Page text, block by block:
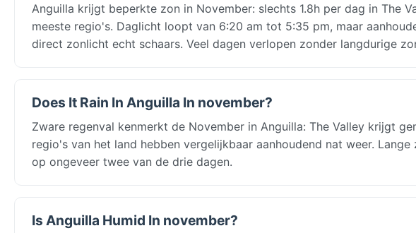
Anguilla krijgt beperkte zon in November: slechts 1.8h per dag in The
meeste regio's. Daglicht loopt van 6:20 am tot 5:35 pm, maar
direct zonlicht echt schaars. Veel dagen verlopen zonder langdurige
Does It Rain In Anguilla In november?
Zware regenval kenmerkt de November in Anguilla: The Valley krijgt
regio's van het land hebben vergelijkbaar aanhoudend nat weer.
op ongeveer twee van de drie dagen.
Is Anguilla Humid In november?